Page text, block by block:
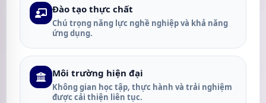
Đào tạo thực chất
Chú trọng năng lực nghề nghiệp và khả năng
ứng dụng.
Môi trường hiện đại
Không gian học tập, thực hành và trải nghiệm
được cải thiện liên tục.